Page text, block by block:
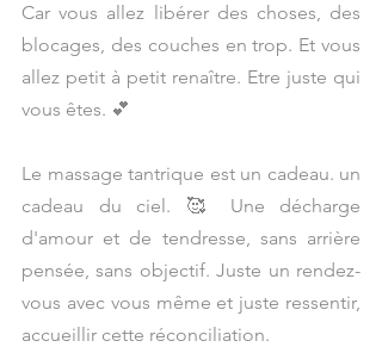
Car vous allez libérer des choses, des
blocages, des couches en trop. Et vous
allez petit à petit renaître. Etre juste qui
vous êtes. 💕
Le massage tantrique est un cadeau. un
cadeau du ciel. 🥰 Une décharge
d'amour et de tendresse, sans arrière
pensée, sans objectif. Juste un rendez-
vous avec vous même et juste ressentir,
accueillir cette réconciliation.